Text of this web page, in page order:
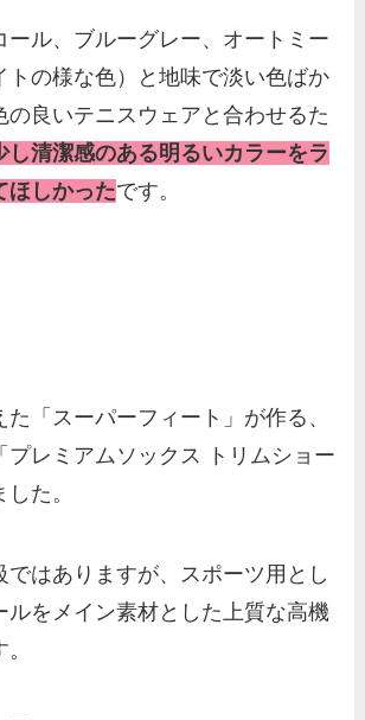
ール、ブルーグレー、オートミー
トの様な色）と地味で淡い色ばか
の良いテニスウェアと合わせるた
し清潔感のある明るいカラーをラ
ほしかったです。
た「スーパーフィート」が作る、
プレミアムソックス トリムショー
た。
ではありますが、スポーツ用とし
ルをメイン素材とした上質な高機